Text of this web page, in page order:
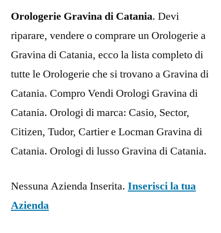
Orologerie Gravina di Catania. Devi
riparare, vendere o comprare un Orologerie a
Gravina di Catania, ecco la lista completo di
tutte le Orologerie che si trovano a Gravina di
Catania. Compro Vendi Orologi Gravina di
Catania. Orologi di marca: Casio, Sector,
Citizen, Tudor, Cartier e Locman Gravina di
Catania. Orologi di lusso Gravina di Catania.
Nessuna Azienda Inserita. Inserisci la tua
Azienda